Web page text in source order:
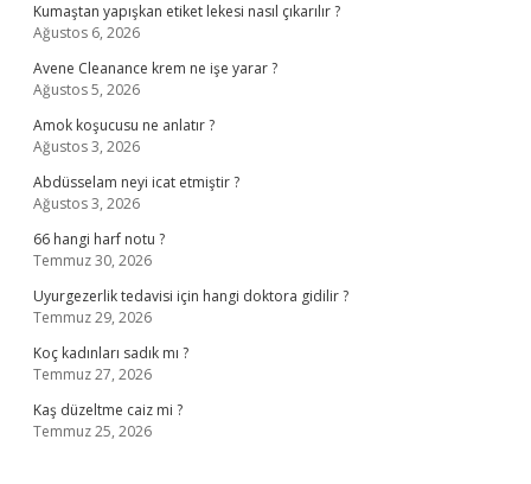
Kumaştan yapışkan etiket lekesi nasıl çıkarılır ?
Ağustos 6, 2026
Avene Cleanance krem ne işe yarar ?
Ağustos 5, 2026
Amok koşucusu ne anlatır ?
Ağustos 3, 2026
Abdüsselam neyi icat etmiştir ?
Ağustos 3, 2026
66 hangi harf notu ?
Temmuz 30, 2026
Uyurgezerlik tedavisi için hangi doktora gidilir ?
Temmuz 29, 2026
Koç kadınları sadık mı ?
Temmuz 27, 2026
Kaş düzeltme caiz mi ?
Temmuz 25, 2026